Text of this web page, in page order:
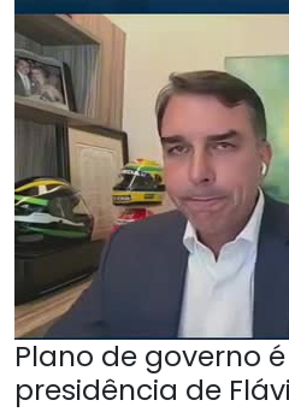
Plano de governo
presidência de